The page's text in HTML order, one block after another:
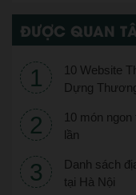
ĐƯỢC QUAN
10 Website
Dựng
10 món
lần
Danh sách
tại Hà Nội